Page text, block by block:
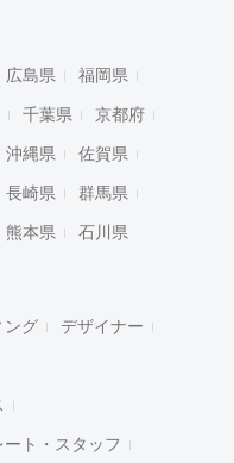
広島県 福岡県
千葉県 京都府
沖縄県 佐賀県
長崎県 群馬県
熊本県 石川県
ング デザイナー
ート・スタッフ